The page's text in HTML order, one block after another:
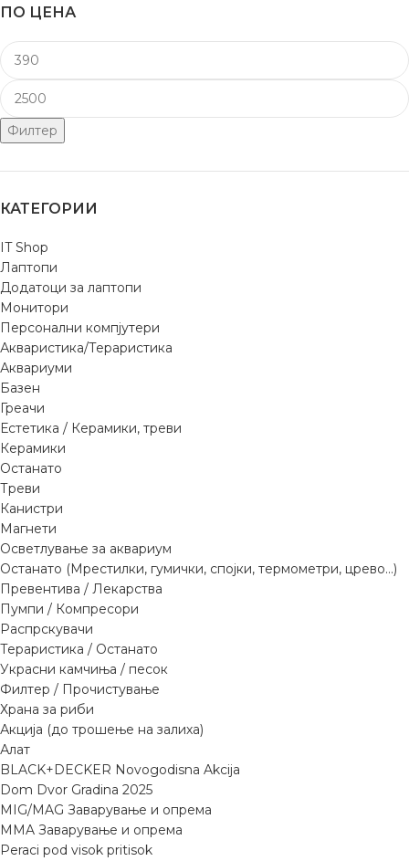
ПО ЦЕНА
Филтер
КАТЕГОРИИ
IT Shop
Лаптопи
Додатоци за лаптопи
Монитори
Персонални компјутери
Акваристика/Тераристика
Аквариуми
Базен
Греачи
Естетика / Керамики, треви
Керамики
Останато
Треви
Канистри
Магнети
Осветлување за аквариум
Останато (Мрестилки, гумички, спојки, термометри, црево...)
Превентива / Лекарства
Пумпи / Компресори
Распрскувачи
Тераристика / Останато
Украсни камчиња / песок
Филтер / Прочистување
Храна за риби
Акција (до трошење на залиха)
Алат
BLACK+DECKER Novogodisna Akcija
Dom Dvor Gradina 2025
MIG/MAG Заварување и опрема
MMA Заварување и опрема
Peraci pod visok pritisok